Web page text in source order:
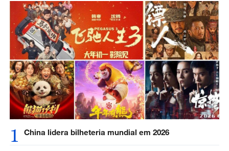
1 China lidera bilheteria mundial em 2026